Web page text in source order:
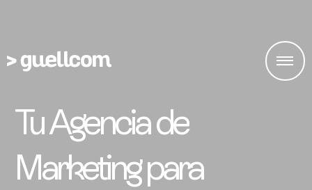
Tu Agencia de
Marketing para